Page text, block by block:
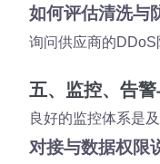
如何评估清洗与
询问供应商的
五、监控、告
良好的监控体系是
对接与数据权限